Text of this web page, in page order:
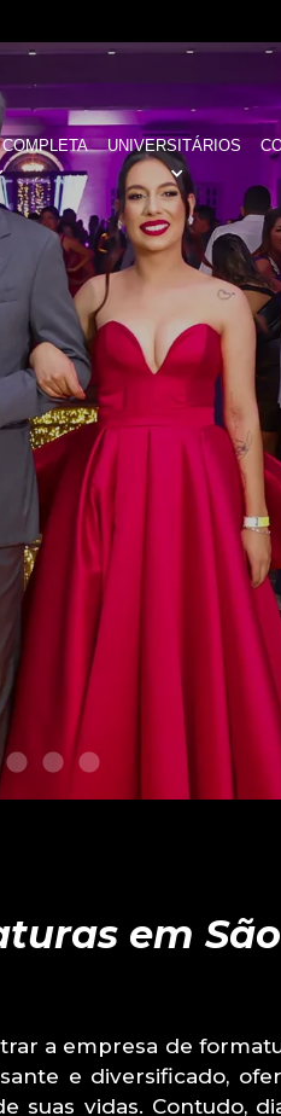
UNIVERSITÁRIOS
em
a empresa de
e diversificado,
vidas. Contudo,